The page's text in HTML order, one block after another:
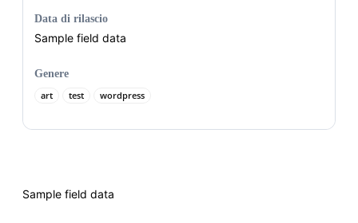
Sample field data
Data di rilascio
Sample field data
Genere
art
test wordpress